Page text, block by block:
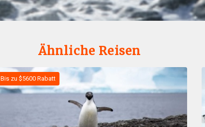
Ähnliche Reisen
Bis zu $5600 Rabatt